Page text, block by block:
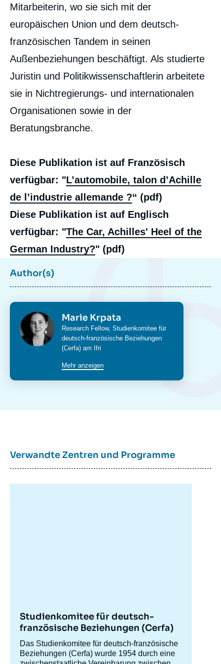
Mitarbeiterin, wo sie sich mit der
europäischen Union und dem deutsch-
französischen Tandem in seinen
Außenbeziehungen beschäftigt. Als studierte
Juristin und Politikwissenschaftlerin arbeitete
sie in Nichtregierungs- und internationalen
Organisationen sowie in der
Beratungsbranche.
Diese Publikation ist auf Französisch
verfügbar: "L’automobile, talon d’Achille
de l’industrie allemande ?“ (pdf)
Diese Publikation ist auf Englisch
verfügbar: "The Car, Achilles' Heel of the
German Industry?" (pdf)
Author(s)
Photo Marie Krpata
Intitulé
du
poste
Research Fellow, Studienkomitee für
deutsch-französische Beziehungen
(Cerfa) am Ifri
Mehr anzeigen
Verwandte Zentren und Programme
Studienkomitee für deutsch-
französische Beziehungen (Cerfa)
Accroche
centre
Das Studienkomitee für deutsch-französische
Beziehungen (Cerfa) wurde 1954 durch eine
der deutschen Industrie? », Studien, Ifri, 25